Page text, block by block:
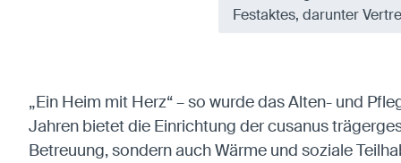
Festaktes, darunter
„Ein Heim mit Herz“ – so wurde das Alten- und
Jahren bietet die Einrichtung der cusanus
Betreuung, sondern auch Wärme und soziale